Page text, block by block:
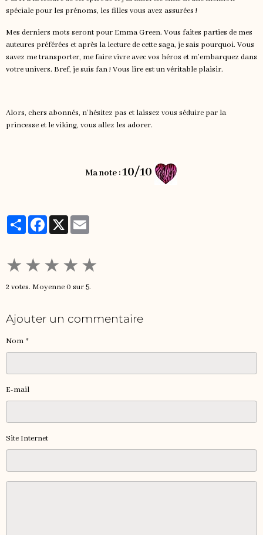
spéciale pour les prénoms, les filles vous avez assurées !
Mes derniers mots seront pour Emma Green. Vous faites parties de mes
auteures préférées et après la lecture de cette saga, je sais pourquoi. Vous
savez me transporter, me faire vivre avec vos héros et m’embarquez dans
votre univers. Bref, je suis fan ! Vous lire est un véritable plaisir.
Alors, chers abonnés, n’hésitez pas et laissez vous séduire par la
princesse et le viking, vous allez les adorer.
Ma note :10/10
PartagerFacebook
X
★ ★ ★ ★ ★
2 votes. Moyenne0 sur 5.
Ajouter un commentaire
Nom
E-mail
Site Internet